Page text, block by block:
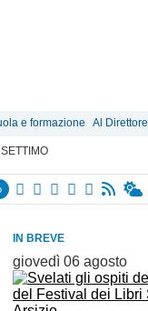
e formazione Al Direttore
SETTIMO
IN BREVE
giovedì 06 agosto